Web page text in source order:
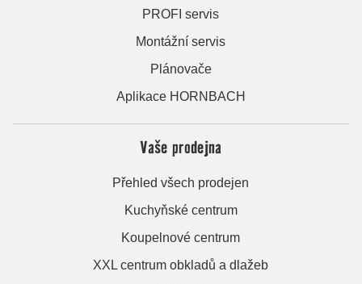
PROFI servis
Montážní servis
Plánovače
Aplikace HORNBACH
Vaše prodejna
Přehled všech prodejen
Kuchyňské centrum
Koupelnové centrum
XXL centrum obkladů a dlažeb